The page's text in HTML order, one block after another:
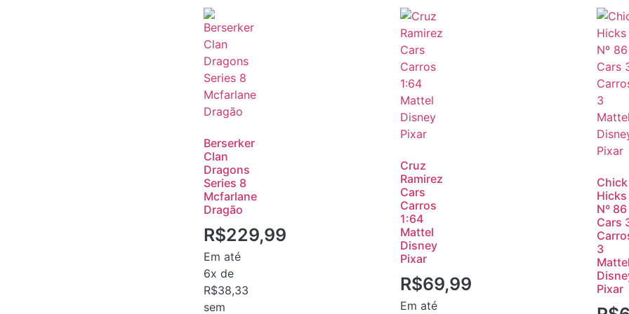
Berserker
Clan
Dragons
Series 8
Mcfarlane
Dragão
R$229,99
Em até
6x de
R$38,33
sem
Cruz
Ramirez
Cars
Carros
1:64
Mattel
Disney
Pixar
R$69,99
Em até
Chick
Hicks
Nº 86
Cars
3
Mattel
Pixar